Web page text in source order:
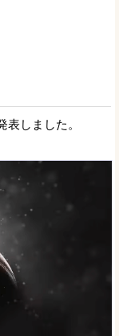
しました。